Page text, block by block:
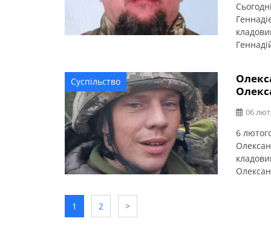
Суспільство
06
6
1 2 >